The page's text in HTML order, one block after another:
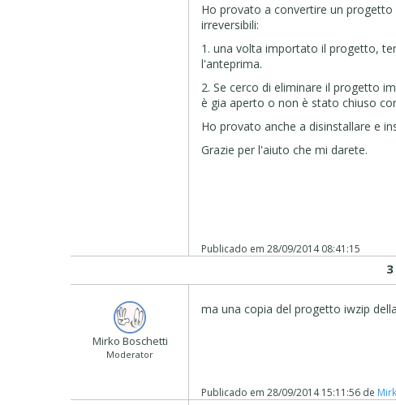
Ho provato a convertire un
irreversibili:
1. una volta importato il progetto,
l'anteprima.
2. Se cerco di eliminare il progetto
è gia aperto o non è stato chiuso
Ho provato anche a disinstallare e
Grazie per l'aiuto che mi darete.
Publicado em28/09/2014 08:41:15
3
Mirko Boschetti
Moderator
ma una copia del progetto iwzip
Publicado em28/09/2014 15:11:56 de